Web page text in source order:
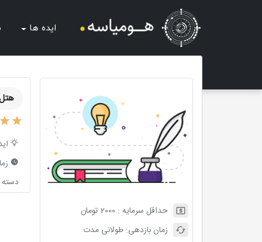
ایده ها
حداقل سرمایه :2000 تومان
زمان بازدهی:طولانی مدت